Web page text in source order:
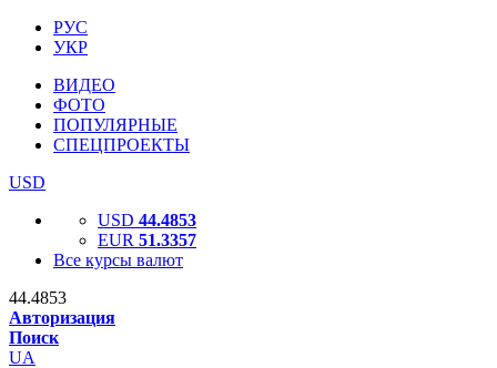
РУС
УКР
ВИДЕО
ФОТО
ПОПУЛЯРНЫЕ
СПЕЦПРОЕКТЫ
USD
USD 44.4853
EUR 51.3357
Все курсы валют
44.4853
Авторизация
Поиск
UA